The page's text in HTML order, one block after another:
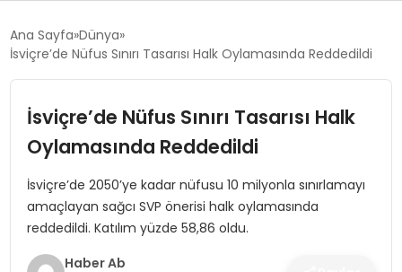
SIYASET
TEKNOLOJI
SPOR
SAĞLIK
Ana Sayfa Dünya
İsviçre’de Nüfus Sınırı Tasarısı Halk Oylamasında Reddedildi
İsviçre’de Nüfus Sınırı Tasarısı Halk
Oylamasında Reddedildi
İsviçre’de 2050’ye kadar nüfusu 10 milyonla sınırlamayı
amaçlayan sağcı SVP önerisi halk oylamasında
reddedildi. Katılım yüzde 58,86 oldu.
Haber Ab